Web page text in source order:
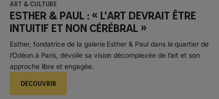
Art & Culture
Esther & Paul : « L’art devrait être
intuitif et non cérébral »
Esther, fondatrice de la galerie Esther & Paul dans le quartier de
l’Odéon à Paris, dévoile sa vision décomplexée de l’art et son
approche libre et engagée.
DÉCOUVRIR